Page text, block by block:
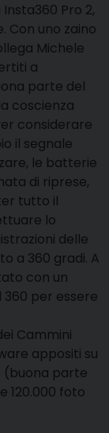
Pro 2,
Con uno zaino
Michele
a
parte del
coscienza
considerare
il segnale
le batterie
di riprese,
tutto il
lo
delle
a 360 gradi. A
con un
per essere
Cammini
appositi su
(buona parte
120.000 foto